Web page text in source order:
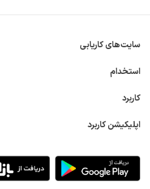
سایت‌های کاریابی
استخدام
کاربرد
اپلیکیشن کاربرد